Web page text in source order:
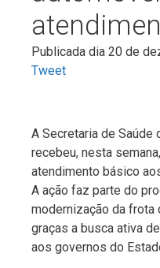
Publicada dia 20 de
Tweet
A Secretaria de Saúde
recebeu, nesta
atendimento básico
A ação faz parte do
modernização da
graças a busca ativa
aos governos do